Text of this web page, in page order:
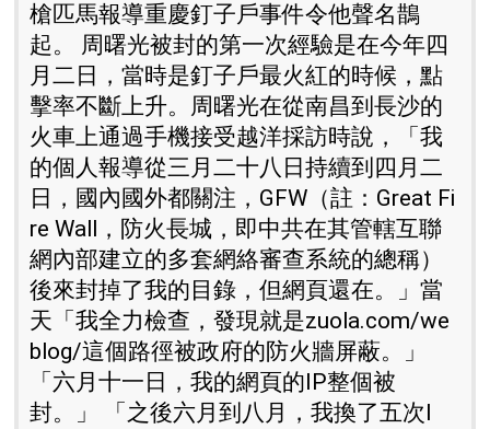
槍匹馬報導重慶釘子戶事件令他聲名鵲
起。 周曙光被封的第一次經驗是在今年四
月二日，當時是釘子戶最火紅的時候，點
擊率不斷上升。周曙光在從南昌到長沙的
火車上通過手機接受越洋採訪時說，「我
的個人報導從三月二十八日持續到四月二
日，國內國外都關注，GFW（註：Great Fi
re Wall，防火長城，即中共在其管轄互聯
網內部建立的多套網絡審查系統的總稱）
後來封掉了我的目錄，但網頁還在。」當
天「我全力檢查，發現就是zuola.com/we
blog/這個路徑被政府的防火牆屏蔽。」
「六月十一日，我的網頁的IP整個被
封。」 「之後六月到八月，我換了五次I